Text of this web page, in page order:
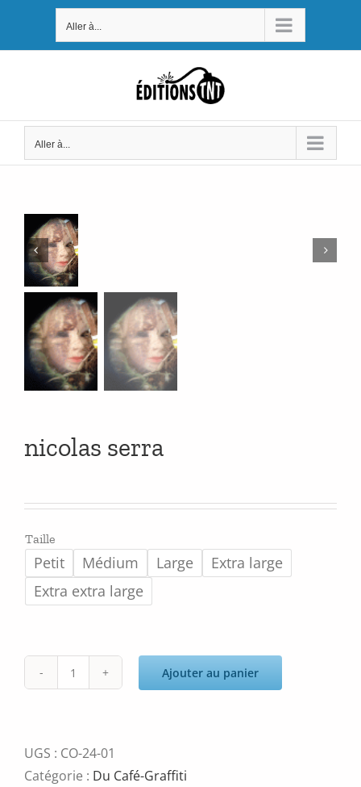
contenu
Aller à...
Aller à...
nicolas serra
Taille
Petit Médium Large
Extra large
Extra extra large
quantité
serra
Ajouter au panier
UGS : CO-24-01
Catégorie : Du Café-Graffiti